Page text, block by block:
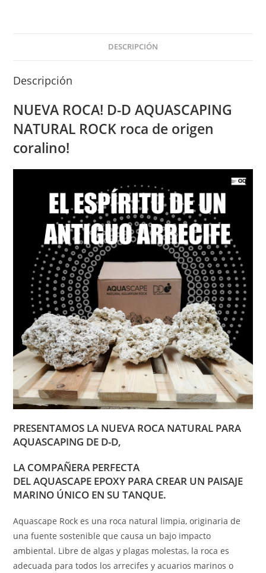
DESCRIPCIÓN
Descripción
NUEVA ROCA! D-D AQUASCAPING
NATURAL ROCK roca de origen
coralino!
PRESENTAMOS LA NUEVA ROCA NATURAL PARA
AQUASCAPING DE D-D,
LA COMPAÑERA PERFECTA
DEL AQUASCAPE EPOXY PARA CREAR UN PAISAJE
MARINO ÚNICO EN SU TANQUE.
Aquascape Rock es una roca natural limpia, originaria de
una fuente sostenible que causa un bajo impacto
ambiental. Libre de algas y plagas molestas, la roca es
adecuada para todos los arrecifes y acuarios marinos o